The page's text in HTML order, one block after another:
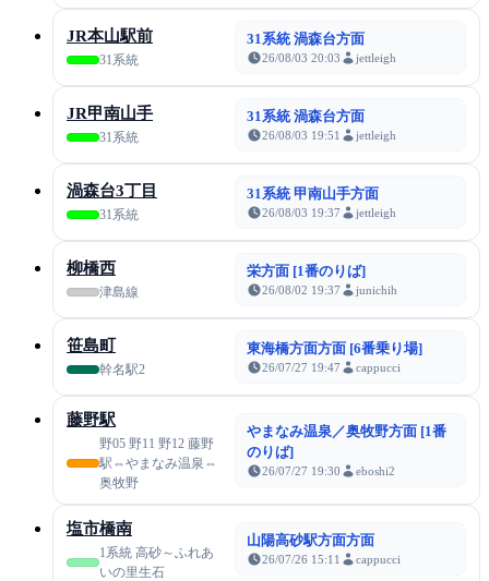
JR本山駅前
31系統
31系統 渦森台方面
26/08/03 20:03 jettleigh
JR甲南山手
31系統
31系統 渦森台方面
26/08/03 19:51 jettleigh
渦森台3丁目
31系統
31系統 甲南山手方面
26/08/03 19:37 jettleigh
柳橋西
津島線
栄方面 [1番のりば]
26/08/02 19:37 junichih
笹島町
幹名駅2
東海橋方面方面 [6番乗り場]
26/07/27 19:47 cappucci
藤野駅
野05 野11 野12 藤野
駅⇔やまなみ温泉⇔
奥牧野
やまなみ温泉／奥牧野方面 [1番
のりば]
26/07/27 19:30 eboshi2
塩市橋南
1系統 高砂～ふれあ
いの里生石
山陽高砂駅方面方面
26/07/26 15:11 cappucci